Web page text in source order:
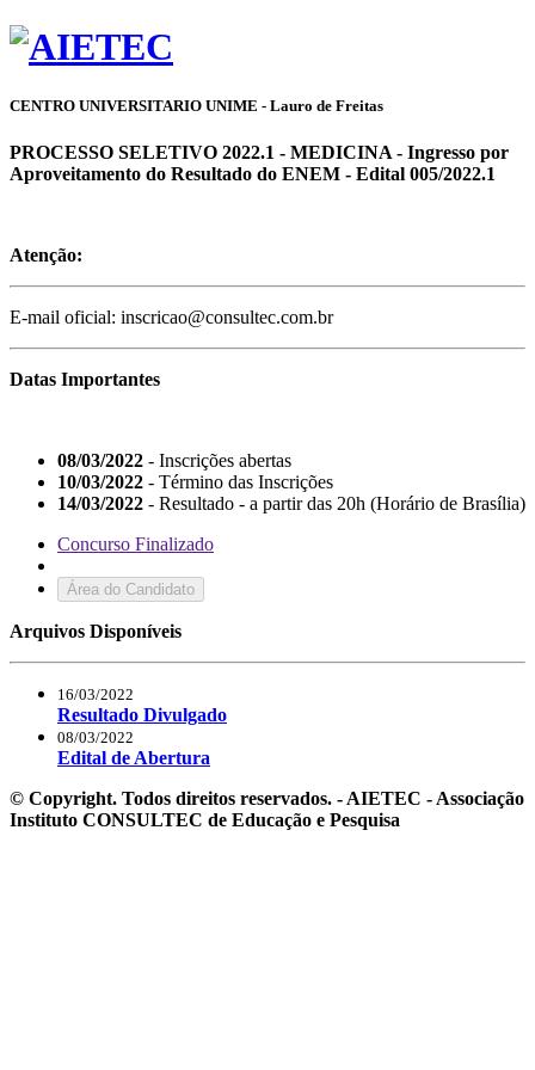
CENTRO UNIVERSITARIO UNIME - Lauro de Freitas
PROCESSO SELETIVO 2022.1 - MEDICINA - Ingresso por
Aproveitamento do Resultado do ENEM - Edital 005/2022.1
Atenção:
E-mail oficial: inscricao@consultec.com.br
Datas Importantes
08/03/2022 - Inscrições abertas
10/03/2022 - Término das Inscrições
14/03/2022 - Resultado - a partir das 20h (Horário de Brasília)
Concurso Finalizado
Área do Candidato
Arquivos Disponíveis
16/03/2022
Resultado Divulgado
08/03/2022
Edital de Abertura
© Copyright. Todos direitos reservados. - AIETEC - Associação
Instituto CONSULTEC de Educação e Pesquisa